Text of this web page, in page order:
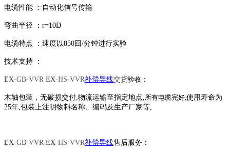
电缆性能 ： 自动化信号传输
弯曲半径 ： r=10D
电缆特点 ： 速度以850回/分钟进行实验
技术支持 ：
EX-GB-VVR EX-HS-VVR补偿导线交货验收 ：
木轴包装 ，无破损交付,物流运输至指定地点,所有电缆完好,使用寿命为
25年,包装上注明物料名称、编码及生产厂家等,
EX-GB-VVR EX-HS-VVR补偿导线售后服务 ：